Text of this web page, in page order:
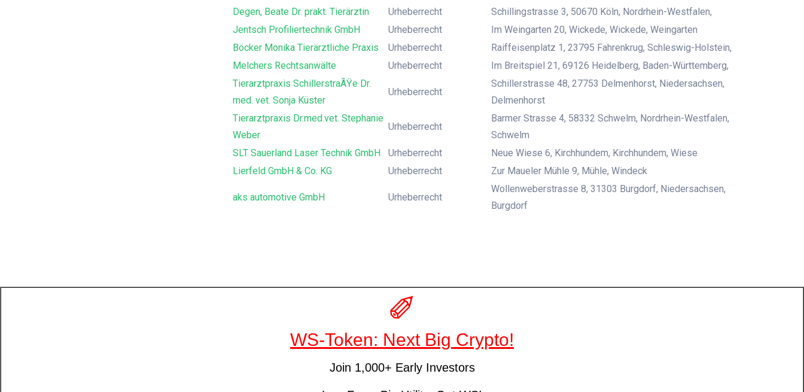
Degen, Beate Dr. prakt. Tierärztin
Urheberrecht
Schillingstrasse 3, 50670 Köln, Nordrhein-Westfalen,
Jentsch Profiliertechnik GmbH
Urheberrecht
Im Weingarten 20, Wickede, Wickede, Weingarten
Böcker Monika Tierärztliche Praxis
Urheberrecht
Raiffeisenplatz 1, 23795 Fahrenkrug, Schleswig-Holstein,
Melchers Rechtsanwälte
Urheberrecht
Im Breitspiel 21, 69126 Heidelberg, Baden-Württemberg,
Tierarztpraxis SchillerstraÃŸe Dr.
med. vet. Sonja Küster
Urheberrecht
Schillerstrasse 48, 27753 Delmenhorst, Niedersachsen,
Delmenhorst
Tierarztpraxis Dr.med.vet. Stephanie
Weber
Urheberrecht
Barmer Strasse 4, 58332 Schwelm, Nordrhein-Westfalen,
Schwelm
SLT Sauerland Laser Technik GmbH
Urheberrecht
Neue Wiese 6, Kirchhundem, Kirchhundem, Wiese
Lierfeld GmbH & Co. KG
Urheberrecht Zur Maueler Mühle 9, Mühle, Windeck
aks automotive GmbH Urheberrecht
Wollenweberstrasse 8, 31303 Burgdorf, Niedersachsen,
Burgdorf